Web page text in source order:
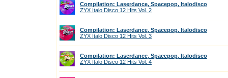
Compilation: Laserdance, Spacepop, Italodisco
ZYX Italo Disco 12 Hits Vol. 2
Compilation: Laserdance, Spacepop, Italodisco
ZYX Italo Disco 12 Hits Vol. 3
Compilation: Laserdance, Spacepop, Italodisco
ZYX Italo Disco 12 Hits Vol. 4